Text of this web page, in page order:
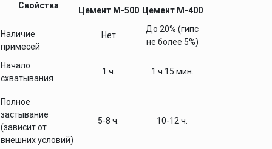
Свойства Цемент М-500 Цемент М-400
Наличие
примесей
Нет
До 20% (гипс
не более 5%)
Начало
схватывания
1 ч. 1 ч.15 мин.
Полное
застывание
(зависит от
внешних условий)
5-8 ч. 10-12 ч.